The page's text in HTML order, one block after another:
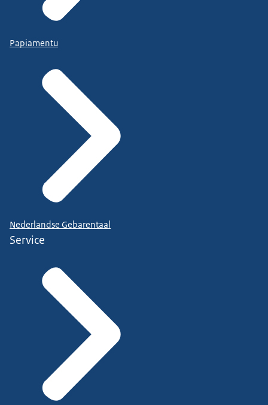
Papiamentu
Nederlandse Gebarentaal
Service